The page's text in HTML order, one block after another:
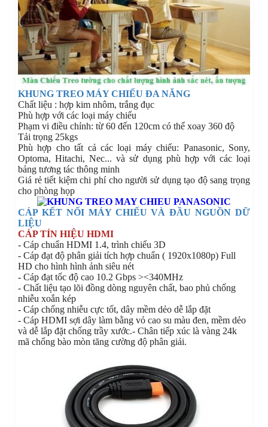
KHUNG TREO MÁY CHIẾU ĐA NĂNG
Chất liệu : hợp kim nhôm, trắng đục
Phù hợp với các loại máy chiếu
Phạm vi điều chỉnh: từ 60 đến 120cm có thể xoay 360 độ
Tải trọng 25kgs
Phù hợp cho tất cả các loại máy chiếu: Panasonic, Sony,
Optoma, Hitachi, Nec... và sử dụng phù hợp với các loại
bảng tương tác thông minh
Giá rẻ tiết kiệm chi phí cho người sử dụng tạo độ sang trọng
cho phòng họp
CÁP KẾT NỐI MÁY CHIẾU VÀ ĐẦU NGUỒN DỮ
LIỆU
CÁP TÍN HIỆU HDMI
- Cáp chuẩn HDMI 1.4, trình chiếu 3D
- Cáp đạt độ phân giải tích hợp chuẩn ( 1920x1080p) Full
HD cho hình hình ảnh siêu nét
- Cáp đạt tốc độ cao 10.2 Gbps ><340MHz
- Chất liệu tạo lõi đồng dòng nguyên chất, bao phủ chống
nhiễu xoắn kép
- Cáp chống nhiễu cực tốt, dây mềm dẻo dễ lắp đặt
- Cáp HDMI sợi dây làm bằng vỏ cao su màu đen, mềm dẻo
và dễ lắp đặt chống trầy xước.- Chân tiếp xúc là vàng 24k
mã chống bào mòn tăng cường độ phân giải.